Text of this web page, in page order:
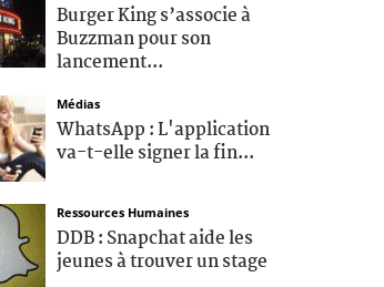
Burger King s’associe à
Buzzman pour son
lancement...
Médias
WhatsApp : L'application
va-t-elle signer la fin...
Ressources Humaines
DDB : Snapchat aide les
jeunes à trouver un stage